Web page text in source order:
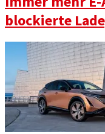
blockierte